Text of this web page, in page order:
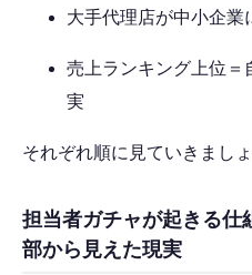
大手代理店が中小企業
売上ランキング上位＝
実
それぞれ順に見ていきましょ
担当者ガチャが起きる仕
部から見えた現実